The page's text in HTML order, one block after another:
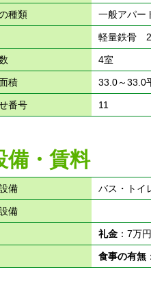
種類 一般アパー
軽量鉄骨
4室
積 33.0～33.0
番号 11
備・賃料
備 バス・トイ
備
礼金：7万
食事の有無